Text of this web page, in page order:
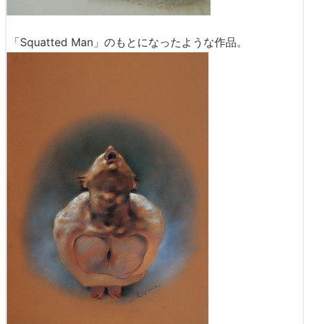
「Squatted Man」のもとになったような作品。